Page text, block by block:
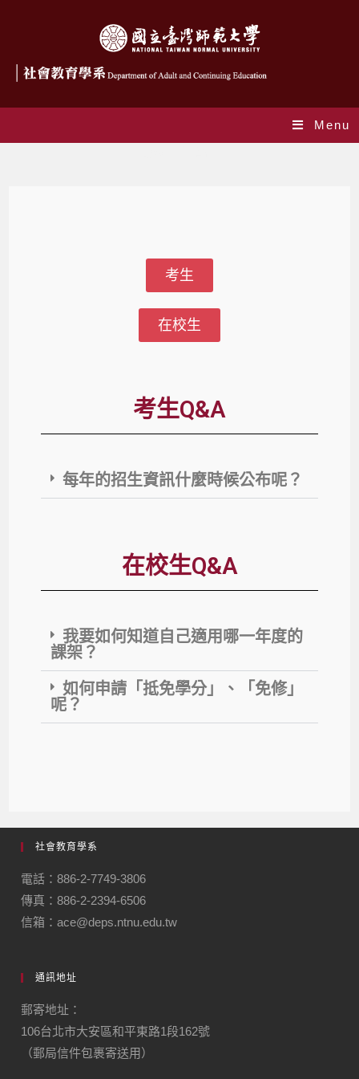
Menu
考生
在校生
考生Q&A
每年的招生資訊什麼時候公布呢？
在校生Q&A
我要如何知道自己適用哪一年度的
課架？
如何申請「抵免學分」、「免修」
呢？
社會教育學系
電話：886-2-7749-3806
傳真：886-2-2394-6506
信箱：ace@deps.ntnu.edu.tw
通訊地址
郵寄地址：
106台北市大安區和平東路1段162號
（郵局信件包裹寄送用）